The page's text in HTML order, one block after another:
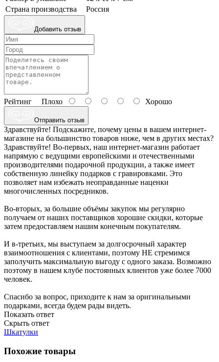
Страна производства
Россия
Добавить отзыв
Рейтинг Плохо Хорошо
Отправить отзыв
Здравствуйте! Подскажите, почему цены в вашем интернет-
магазине на большинство товаров ниже, чем в других местах?
Здравствуйте! Во-первых, наш интернет-магазин работает
напрямую с ведущими европейскими и отечественными
производителями подарочной продукции, а также имеет
собственную линейку подарков с гравировками. Это
позволяет нам избежать неоправданные наценки
многочисленных посредников.
Во-вторых, за большие объёмы закупок мы регулярно
получаем от наших поставщиков хорошие скидки, которые
затем предоставляем нашим конечным покупателям.
И в-третьих, мы выступаем за долгосрочный характер
взаимоотношения с клиентами, поэтому НЕ стремимся
заполучить максимальную выгоду с одного заказа. Возможно
поэтому в нашем клубе постоянных клиентов уже более 7000
человек.
Спасибо за вопрос, приходите к нам за оригинальными
подарками, всегда будем рады видеть.
Показать ответ
Скрыть ответ
Шкатулки
Похожие товары